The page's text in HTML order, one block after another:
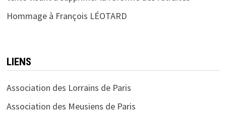
Hommage à François LÉOTARD
LIENS
Association des Lorrains de Paris
Association des Meusiens de Paris